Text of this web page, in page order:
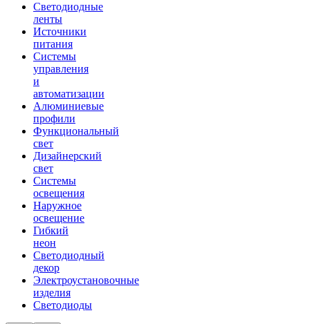
Светодиодные
ленты
Источники
питания
Системы
управления
и
автоматизации
Алюминиевые
профили
Функциональный
свет
Дизайнерский
свет
Системы
освещения
Наружное
освещение
Гибкий
неон
Светодиодный
декор
Электроустановочные
изделия
Светодиоды